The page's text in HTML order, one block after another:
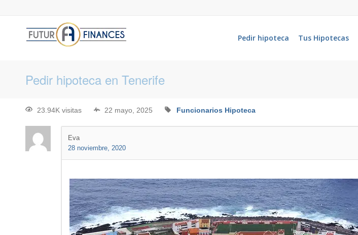
Pedir hipoteca Tus Hipotecas
Pedir hipoteca en Tenerife
23.94K visitas 22 mayo, 2025 Funcionarios Hipoteca
Eva
28 noviembre, 2020